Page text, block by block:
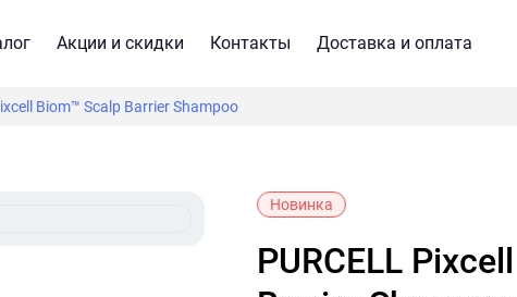
Акции и скидки Контакты Доставка и оплата
Biom™ Scalp Barrier Shampoo
Новинка
PURCELL Pixcell Biom™ Scalp